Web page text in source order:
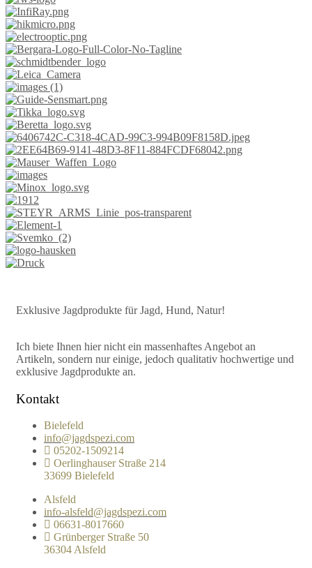
Exklusive Jagdprodukte für Jagd, Hund, Natur!
Ich biete Ihnen hier nicht ein massenhaftes Angebot an
Artikeln, sondern nur einige, jedoch qualitativ hochwertige und
exklusive Jagdprodukte an.
Kontakt
Bielefeld
info@jagdspezi.com
05202-1509214
Oerlinghauser Straße 214
33699 Bielefeld
Alsfeld
info-alsfeld@jagdspezi.com
06631-8017660
Grünberger Straße 50
36304 Alsfeld